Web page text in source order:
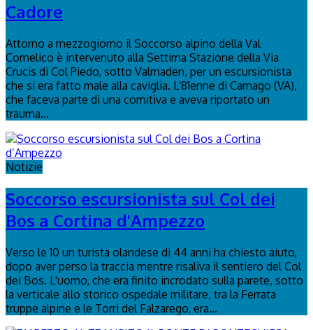
Cadore
Attorno a mezzogiorno il Soccorso alpino della Val
Comelico è intervenuto alla Settima Stazione della Via
Crucis di Col Piedo, sotto Valmaden, per un escursionista
che si era fatto male alla caviglia. L'81enne di Carnago (VA),
che faceva parte di una comitiva e aveva riportato un
trauma...
Notizie
Soccorso escursionista sul Col dei
Bos a Cortina d'Ampezzo
Verso le 10 un turista olandese di 44 anni ha chiesto aiuto,
dopo aver perso la traccia mentre risaliva il sentiero del Col
dei Bos. L'uomo, che era finito incrodato sulla parete, sotto
la verticale allo storico ospedale militare, tra la Ferrata
truppe alpine e le Torri del Falzarego, era...